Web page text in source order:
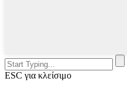
ESC για κλείσιμο